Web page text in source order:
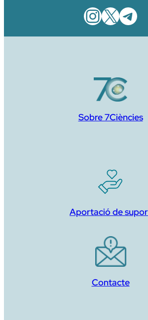
X
Sobre 7Ciències
Aportació de
Contacte